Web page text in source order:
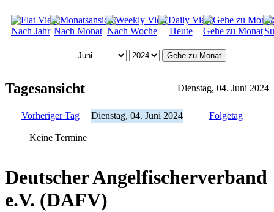
Nach Jahr Nach Monat Nach Woche Heute Gehe zu Monat
Gehe zu Monat
Tagesansicht Dienstag, 04. Juni 2024
Vorheriger Tag Dienstag, 04. Juni 2024 Folgetag
Keine Termine
Deutscher Angelfischerverband
e.V. (DAFV)